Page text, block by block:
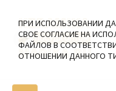
ПРИ ИСПОЛЬЗОВАНИИ
СВОЕ СОГЛАСИЕ НА
ФАЙЛОВ В
ОТНОШЕНИИ ДАННОГО